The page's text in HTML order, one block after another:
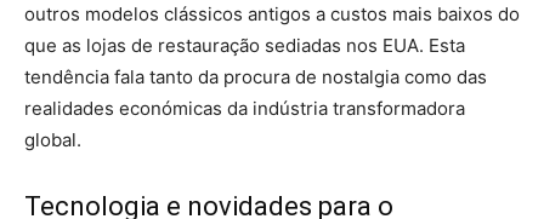
outros modelos clássicos antigos a custos mais baixos do
que as lojas de restauração sediadas nos EUA. Esta
tendência fala tanto da procura de nostalgia como das
realidades económicas da indústria transformadora
global.
Tecnologia e novidades para o